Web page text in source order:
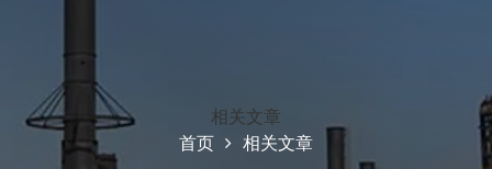
相关文章
首页
相关文章